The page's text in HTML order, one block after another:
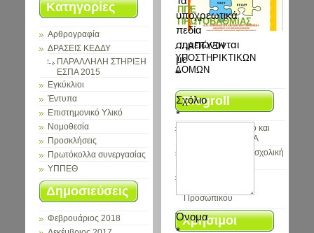
Κατηγορίες
Αρθρογραφία
ΔΡΑΣΕΙΣ ΚΕΔΔΥ
ΠΑΡΑΛΛΗΛΗ ΣΤΗΡΙΞΗ
ΕΣΠΑ 2015
Εγκύκλιοι
Έντυπα
Επιστημονικό Υλικό
Νομοθεσία
Προσκλήσεις
Πρωτόκολλα συνεργασίας
ΥΠΠΕΘ
Δημοσιεύσεις
Φεβρουάριος 2018
ΑΝΑΠΤΥΞΗ
ΥΠΟΣΤΗΡΙΚΤΙΚΩΝ
ΔΟΜΩΝ
Blogroll
Εκπαιδευτικό υλικό και
λογισμικό για ΑΜΕΑ
Πρόγραμμα για τη σχολική
Προσωπικού
Χρήσιμοι
ΠΠΕ
ΠΡΩΤΟΒΑΘΜΙΑΣ
υποχρεωτικά
πεδία
σημειώνονται
με
*
Σχόλιο
*
Όνομα